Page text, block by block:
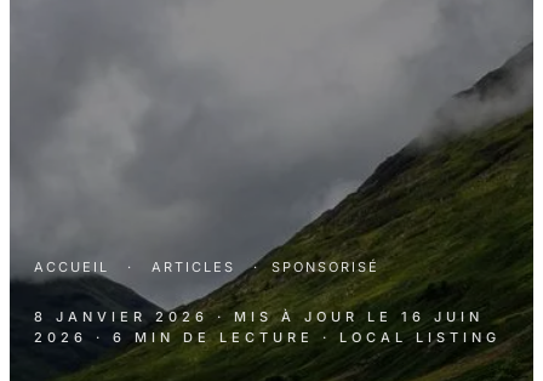
ACCUEIL · ARTICLES · SPONSORISÉ
8 JANVIER 2026 · MIS À JOUR LE 16 JUIN
2026
· 6 MIN DE LECTURE · LOCAL LISTING